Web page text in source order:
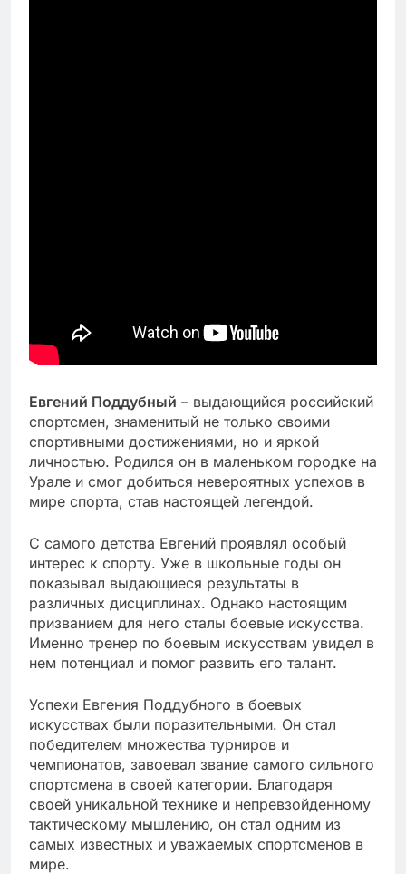
Евгений Поддубный – выдающийся российский
спортсмен, знаменитый не только своими
спортивными достижениями, но и яркой
личностью. Родился он в маленьком городке на
Урале и смог добиться невероятных успехов в
мире спорта, став настоящей легендой.
С самого детства Евгений проявлял особый
интерес к спорту. Уже в школьные годы он
показывал выдающиеся результаты в
различных дисциплинах. Однако настоящим
призванием для него сталы боевые искусства.
Именно тренер по боевым искусствам увидел в
нем потенциал и помог развить его талант.
Успехи Евгения Поддубного в боевых
искусствах были поразительными. Он стал
победителем множества турниров и
чемпионатов, завоевал звание самого сильного
спортсмена в своей категории. Благодаря
своей уникальной технике и непревзойденному
тактическому мышлению, он стал одним из
самых известных и уважаемых спортсменов в
мире.